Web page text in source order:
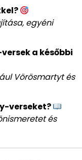
egyéni
a későbbi
Vörösmartyt és
verseket?
és